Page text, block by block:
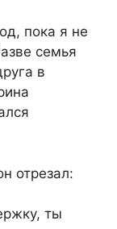
пока я не
семья
в
отрезал:
ты